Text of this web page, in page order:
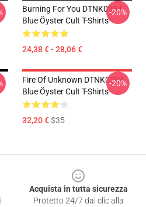
Burning For You DTNK0304
Blue Öyster Cult T-Shirts
24,38 € - 28,06 €
-20%
Fire Of Unknown DTNK0304
Blue Öyster Cult T-Shirts
32,20 €$35
-20%
Acquista in tutta sicurezza
Protetto 24/7 dai clic alla